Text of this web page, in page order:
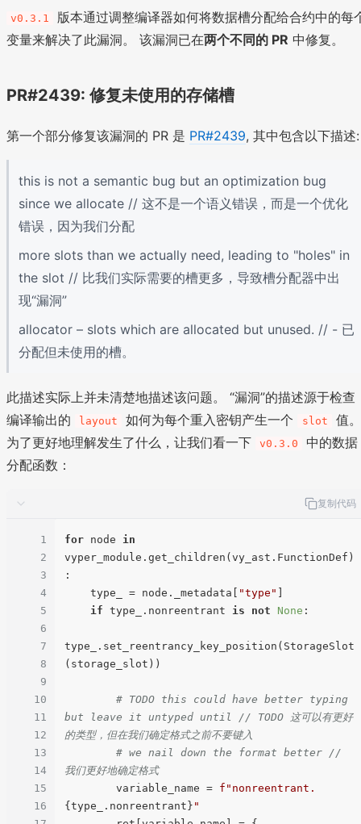
v0.3.1
版本通过调整编译器如何将数据槽分配给合约中的每
变量来解决了此漏洞。 该漏洞已在两个不同的 PR 中修复。
PR#2439: 修复未使用的存储槽
第一个部分修复该漏洞的 PR 是 PR#2439, 其中包含以下描述:
this is not a semantic bug but an optimization bug
since we allocate // 这不是一个语义错误，而是一个优化
错误，因为我们分配
more slots than we actually need, leading to "holes" in
the slot // 比我们实际需要的槽更多，导致槽分配器中出
现“漏洞”
allocator – slots which are allocated but unused. // - 已
分配但未使用的槽。
此描述实际上并未清楚地描述该问题。 “漏洞”的描述源于检查
编译输出的
layout 如何为每个重入密钥产生一个 slot
值。
为了更好地理解发生了什么，让我们看一下
v0.3.0
中的数据
分配函数：
复制代码
1
2
3
4
5
6
7
8
9
10
11
12
13
14
15
16
for node in
vyper_module.get_children(vy_ast.FunctionDef)
:
    type_ = node._metadata[
"type"
if type_.nonreentrant is not None :
type_.set_reentrancy_key_position(StorageSlot
(storage_slot))
# TODO this could have better typing
but leave it untyped until // TODO 这可以有更好
的类型，但在我们确定格式之前不要键入
# we nail down the format better //
我们更好地确定格式
        variable_name =
f"nonreentrant.
{type_.nonreentrant} "